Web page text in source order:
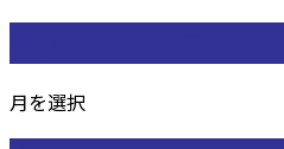
月を選択